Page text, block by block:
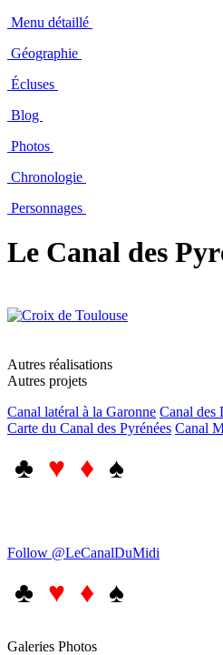
Menu détaillé
Géographie
Écluses
Blog
Photos
Chronologie
Personnages
Le Canal des
Autres réalisations
Autres projets
Canal latéral à la Garonne Canal des
Carte du Canal des Pyrénées Canal
♣ ♥ ♦ ♠
Follow @LeCanalDuMidi
♣ ♥ ♦ ♠
Galeries Photos